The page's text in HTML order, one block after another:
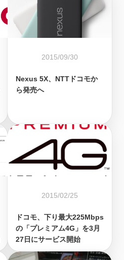
2015/09/30
Nexus 5X、NTTドコモか
ら発売へ
2015/02/25
ドコモ、下り最大225Mbps
の「プレミアム4G」を3月
27日にサービス開始